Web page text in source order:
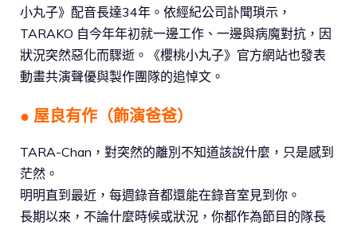
小丸子》配音長達34年。依經紀公司訃聞瑣示，
TARAKO 自今年年初就一邊工作、一邊與病魔對抗，因
狀況突然惡化而驟逝。《櫻桃小丸子》官方網站也發表
動畫共演聲優與製作團隊的追悼文。
● 屋良有作（飾演爸爸）
TARA-Chan，對突然的離別不知道該說什麼，只是感到
茫然。
明明直到最近，每週錄音都還能在錄音室見到你。
長期以來，不論什麼時候或狀況，你都作為節目的隊長